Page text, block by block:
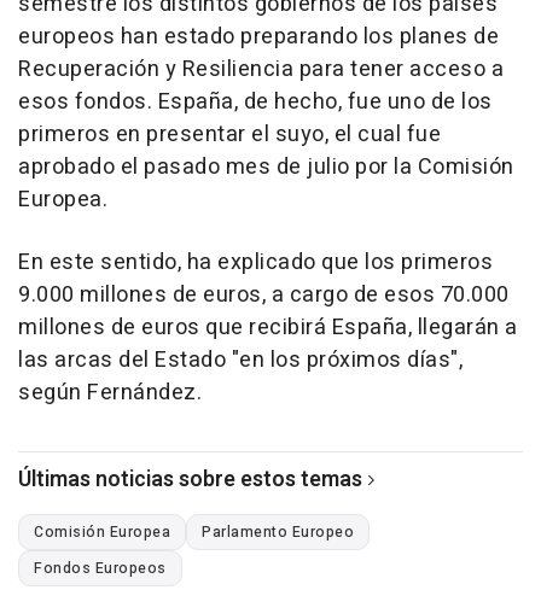
europeos han estado preparando los planes de
Recuperación y Resiliencia para tener acceso a
esos fondos. España, de hecho, fue uno de los
primeros en presentar el suyo, el cual fue
aprobado el pasado mes de julio por la Comisión
Europea.
En este sentido, ha explicado que los primeros
9.000 millones de euros, a cargo de esos 70.000
millones de euros que recibirá España, llegarán a
las arcas del Estado "en los próximos días",
según Fernández.
Últimas noticias sobre estos temas
Comisión Europea
Parlamento Europeo
Fondos Europeos